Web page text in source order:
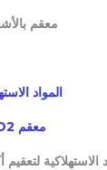
معقم
المواد
معقم H2O2 مستهلك
الاستهلاكية لتعقيم